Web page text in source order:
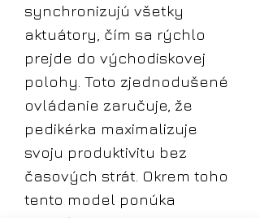
synchronizujú všetky
aktuátory, čím sa rýchlo
prejde do východiskovej
polohy. Toto zjednodušené
ovládanie zaručuje, že
pedikérka maximalizuje
svoju produktivitu bez
časových strát. Okrem toho
tento model ponúka